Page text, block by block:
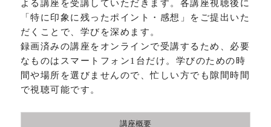
よる講座を受講していただきます。各講座視聴後に
「特に印象に残ったポイント・感想」をご提出いた
だくことで、学びを深めます。
録画済みの講座をオンラインで受講するため、必要
なものはスマートフォン1台だけ。学びのための時
間や場所を選びませんので、忙しい方でも隙間時間
で視聴可能です。
講座概要